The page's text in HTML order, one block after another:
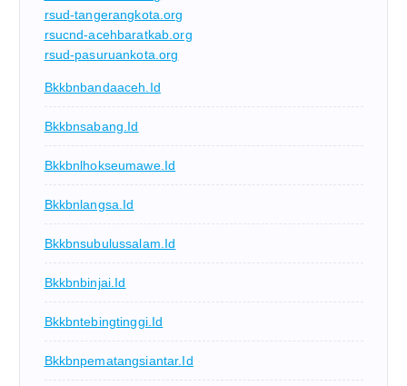
rsud-tangerangkota.org
rsucnd-acehbaratkab.org
rsud-pasuruankota.org
Bkkbnbandaaceh.id
Bkkbnsabang.id
Bkkbnlhokseumawe.id
Bkkbnlangsa.id
Bkkbnsubulussalam.id
Bkkbnbinjai.id
Bkkbntebingtinggi.id
Bkkbnpematangsiantar.id